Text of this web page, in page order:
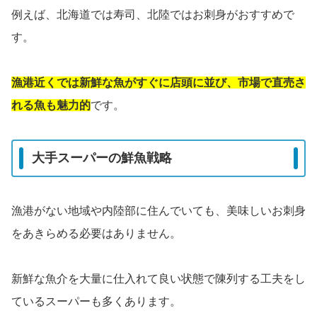
例えば、北海道では寿司、北陸ではお刺身がおすすめで
す。
漁港近くでは新鮮な魚がすぐに店頭に並び、市場で直売さ
れる魚も魅力的です。
大手スーパーの鮮魚戦略
漁港がない地域や内陸部に住んでいても、美味しいお刺身
をあきらめる必要はありません。
新鮮な魚介を大量に仕入れて良い状態で陳列する工夫をし
ているスーパーも多くあります。